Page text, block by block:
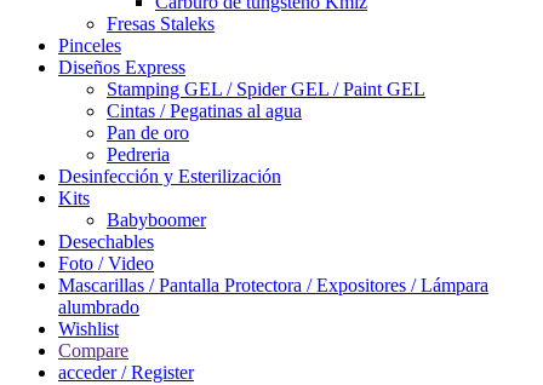
Fresas Staleks
Pinceles
Diseños Express
Stamping GEL / Spider GEL / Paint GEL
Cintas / Pegatinas al agua
Pan de oro
Pedreria
Desinfección y Esterilización
Kits
Babyboomer
Desechables
Foto / Video
Mascarillas / Pantalla Protectora / Expositores / Lámpara
alumbrado
Wishlist
Compare
acceder / Register